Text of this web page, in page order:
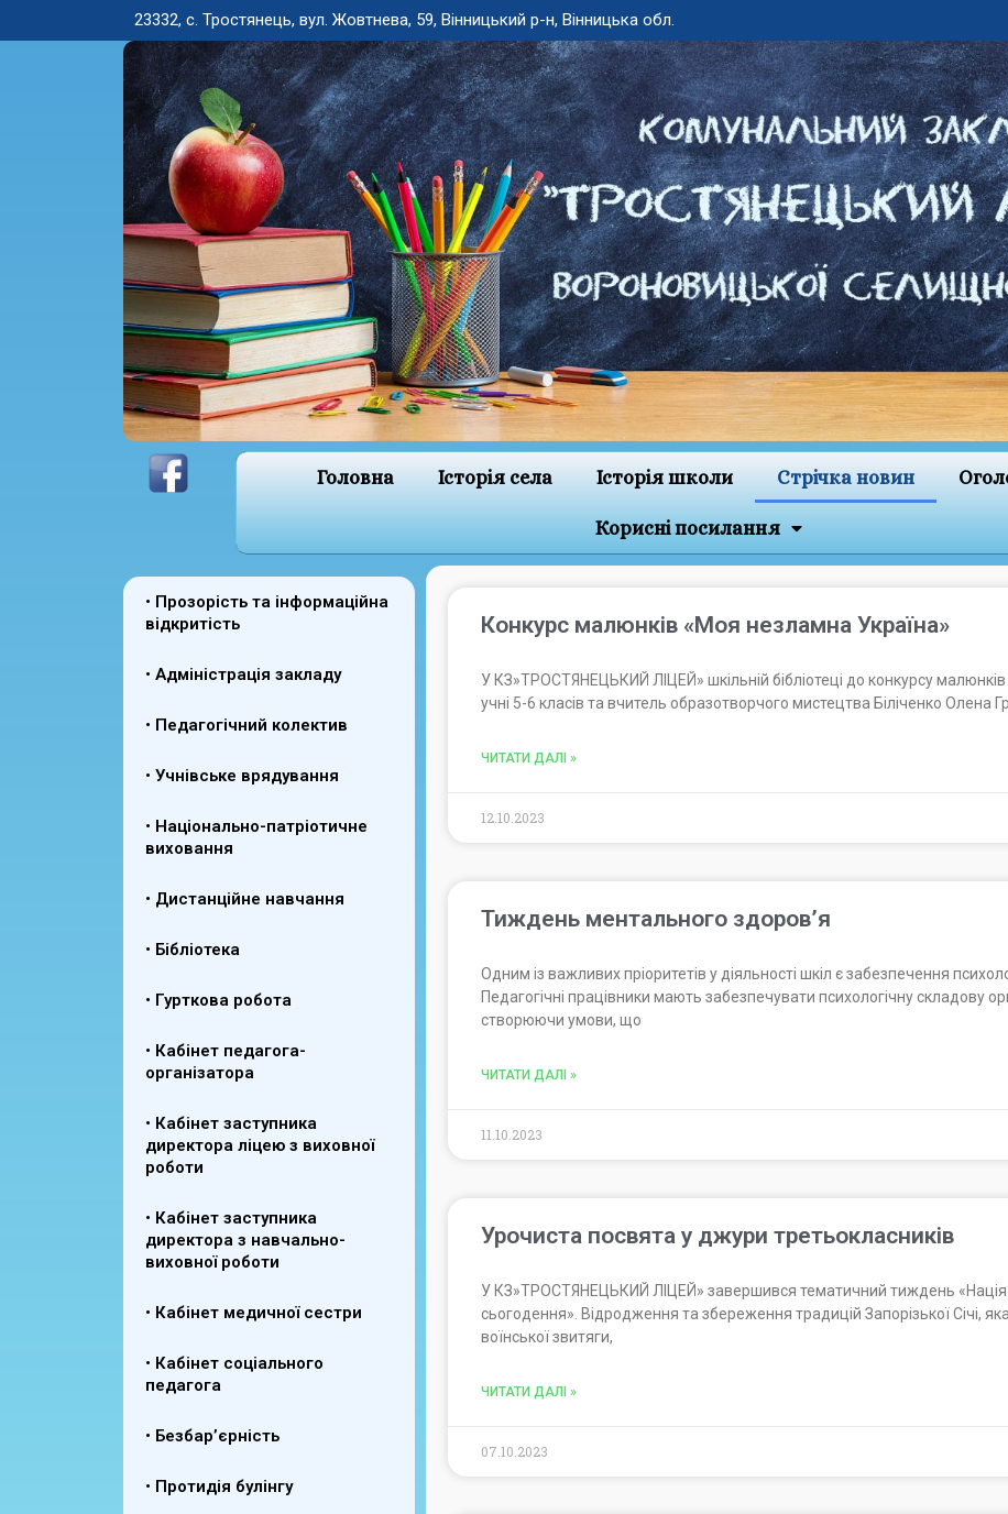
23332, с. Тростянець, вул. Жовтнева, 59, Вінницький р-н, Вінницька обл.
Головна Історія села Історія школи Стрічка новин
Корисні посилання
• Прозорість та інформаційна
відкритість
• Адміністрація закладу
• Педагогічний колектив
• Учнівське врядування
• Національно-патріотичне
виховання
• Дистанційне навчання
• Бібліотека
• Гурткова робота
• Кабінет педагога-
організатора
• Кабінет заступника
директора ліцею з виховної
роботи
• Кабінет заступника
директора з навчально-
виховної роботи
• Кабінет медичної сестри
• Кабінет соціального
педагога
• Безбар’єрність
• Протидія булінгу
Конкурс малюнків «Моя незламна Україна»
У КЗ»ТРОСТЯНЕЦЬКИЙ ЛІЦЕЙ» шкільній бібліотеці до конкурсу
учні 5-6 класів та вчитель образотворчого мистецтва Біліченко Олена
ЧИТАТИ ДАЛІ »
12.10.2023
Тиждень ментального здоров’я
Одним із важливих пріоритетів у діяльності шкіл є забезпечення
Педагогічні працівники мають забезпечувати психологічну складову
створюючи умови, що
ЧИТАТИ ДАЛІ »
11.10.2023
Урочиста посвята у джури третьокласників
У КЗ»ТРОСТЯНЕЦЬКИЙ ЛІЦЕЙ» завершився тематичний тиждень «Нація
сьогодення». Відродження та збереження традицій Запорізької Січі,
воїнської звитяги,
ЧИТАТИ ДАЛІ »
07.10.2023